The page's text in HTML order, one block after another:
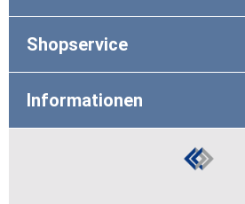
Shopservice
Informationen